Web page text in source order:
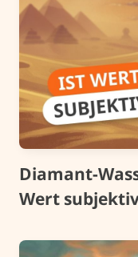
Diamant-
Wert